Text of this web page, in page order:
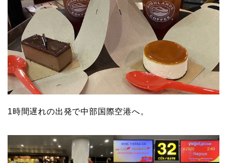
1時間遅れの出発で中部国際空港へ。